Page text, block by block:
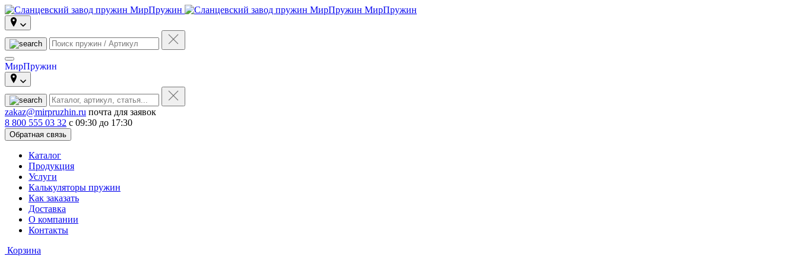
МирПружин
МирПружин
zakaz@mirpruzhin.ru почта для заявок
8 800 555 03 32 с 09:30 до 17:30
Обратная связь
Каталог
Продукция
Услуги
Калькуляторы пружин
Как заказать
Доставка
О компании
Контакты
Корзина